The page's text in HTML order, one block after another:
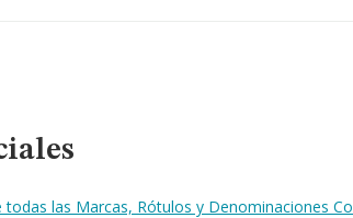
las Marcas, Rótulos y Denominaciones